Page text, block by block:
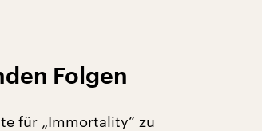
Folgen
für „Immortality“ zu